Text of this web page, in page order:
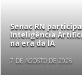
Senac RN
Inteligência
na era da IA
7 DE AGOSTO DE 2026